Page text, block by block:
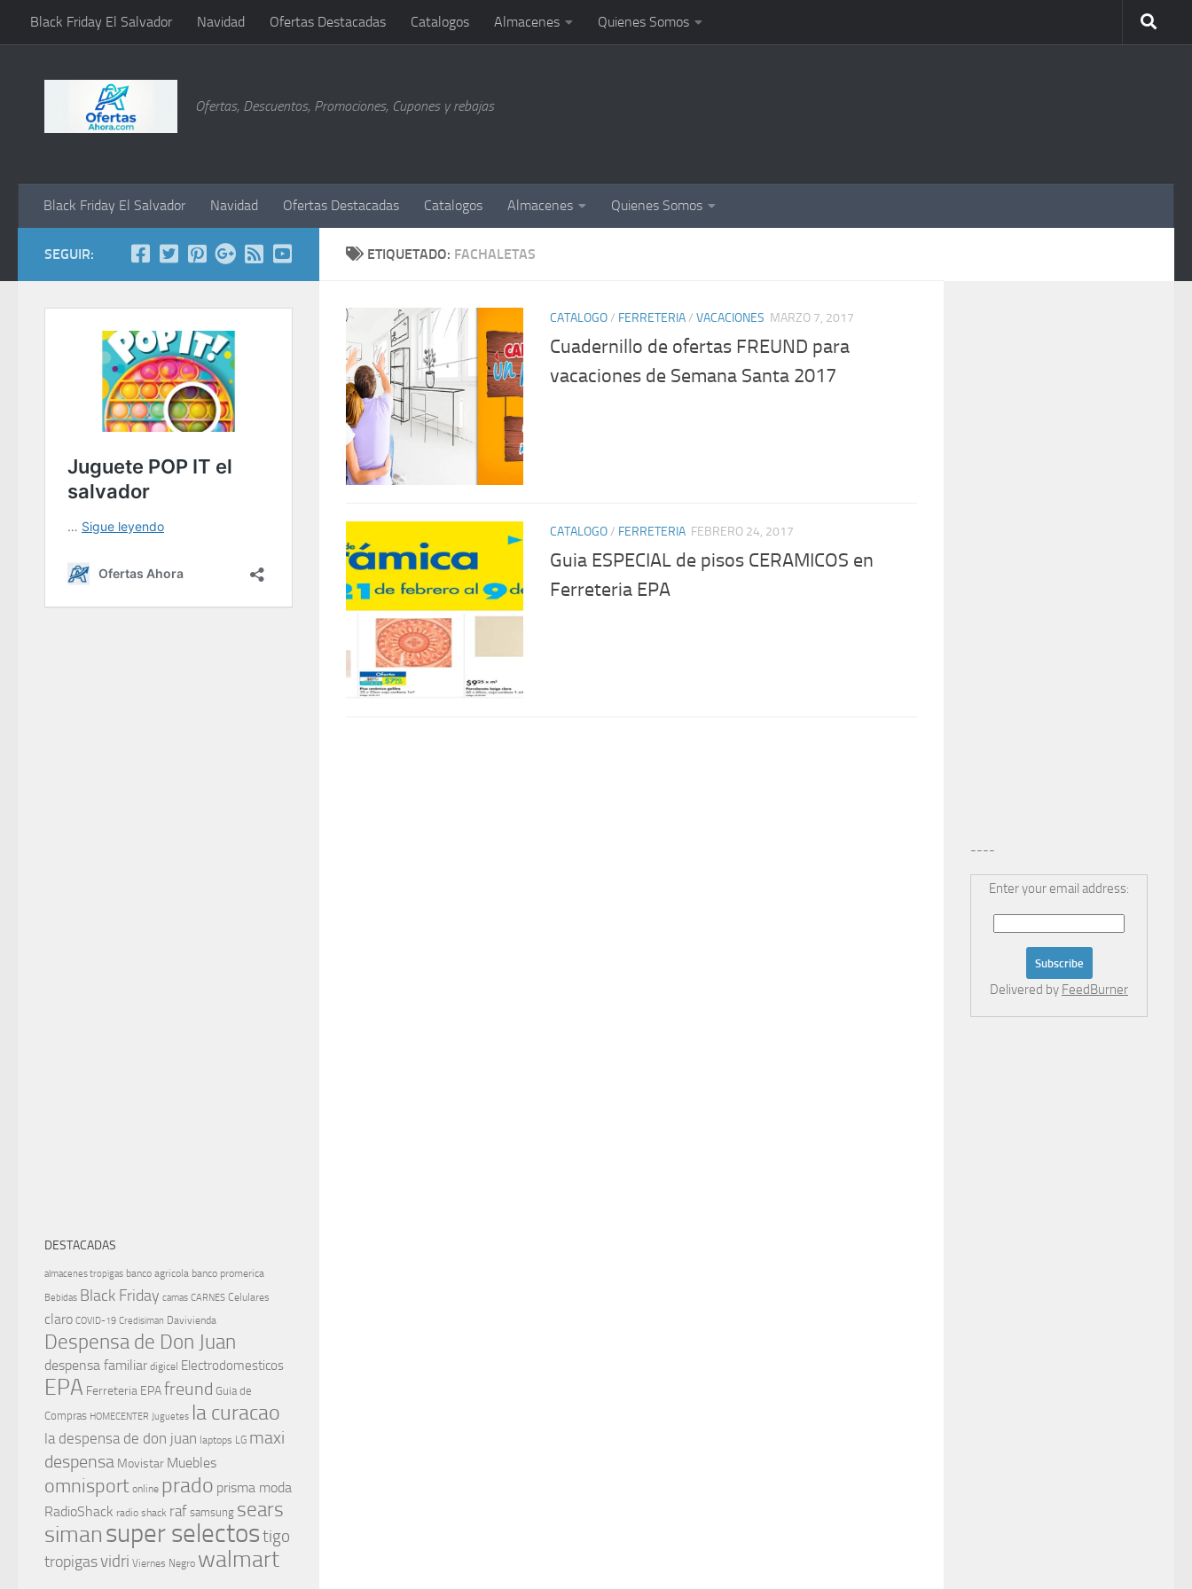
Saltar al contenido
Black Friday El Salvador Navidad Ofertas Destacadas Catalogos Almacenes Quienes Somos
Ofertas, Descuentos, Promociones, Cupones y rebajas
Black Friday El Salvador Navidad Ofertas Destacadas Catalogos Almacenes Quienes Somos
ETIQUETADO: FACHALETAS
CATALOGO/ FERRETERIA/ VACACIONES MARZO 7, 2017
Cuadernillo de ofertas FREUND para
vacaciones de Semana Santa 2017
CATALOGO/ FERRETERIA FEBRERO 24, 2017
Guia ESPECIAL de pisos CERAMICOS en
Ferreteria EPA
SEGUIR:
DESTACADAS
almacenes tropigas banco agricola banco promerica
Bebidas Black Friday camas CARNES Celulares
claro COVID-19 Credisiman Davivienda
Despensa de Don Juan
despensa familiar digicel Electrodomesticos
EPA Ferreteria EPAfreund Guia de
Compras HOMECENTER Juguetes la curacao
la despensa de don juan laptops LG maxi
despensa Movistar Muebles
omnisport online prado prisma moda
RadioShack radio shack raf samsung sears
simansuper selectostigo
tropigasvidri Viernes Negro walmart
----
Enter your email address:
Delivered by FeedBurner